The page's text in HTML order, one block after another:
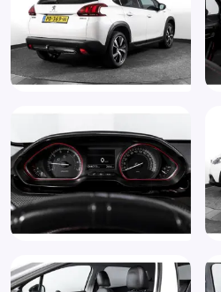
Stuur verstelbaar